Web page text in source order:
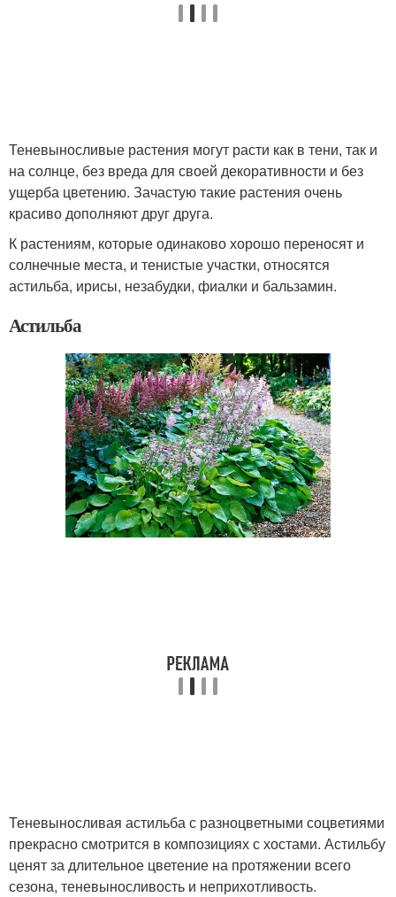
Теневыносливые растения могут расти как в тени, так и
на солнце, без вреда для своей декоративности и без
ущерба цветению. Зачастую такие растения очень
красиво дополняют друг друга.
К растениям, которые одинаково хорошо переносят и
солнечные места, и тенистые участки, относятся
астильба, ирисы, незабудки, фиалки и бальзамин.
Астильба
Теневыносливая астильба с разноцветными соцветиями
прекрасно смотрится в композициях с хостами. Астильбу
ценят за длительное цветение на протяжении всего
сезона, теневыносливость и неприхотливость.